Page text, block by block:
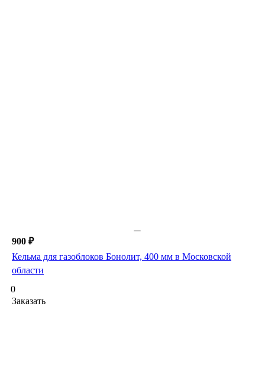
900 ₽
Кельма для газоблоков Бонолит, 400 мм в Московской
области
0
Заказать